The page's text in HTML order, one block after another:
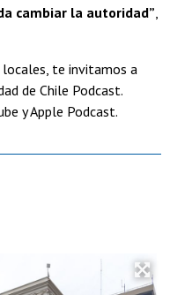
cambiar la autoridad”
locales, te invitamos a
de Chile Podcast.
y Apple Podcast.